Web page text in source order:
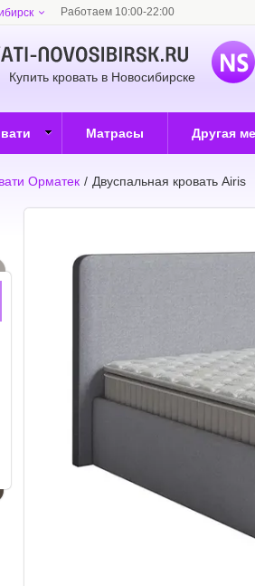
Работаем 10:00-22:00
Купить кровать в Новосибирске
Матрасы Другая
Орматек / Двуспальная кровать Airis